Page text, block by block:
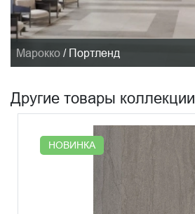
Марокко / Портленд
Другие товары коллекции
НОВИНКА